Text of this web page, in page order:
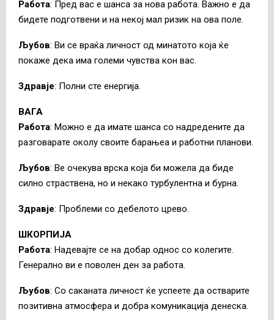
Работа: Пред вас е шанса за нова работа. Важно е да
бидете подготвени и на некој мал ризик на ова поле.
Љубов: Ви се враќа личност од минатото која ќе
покаже дека има големи чувства кон вас.
Здравје: Полни сте енергија.
ВАГА
Работа: Можно е да имате шанса со надредените да
разговарате околу своите барањеа и работни планови.
Љубов: Ве очекува врска која би можела да биде
силно страствена, но и некако турбулентна и бурна.
Здравје: Проблеми со дебелото црево.
ШКОРПИЈА
Работа: Надевајте се на добар однос со колегите.
Генерално ви е поволен ден за работа.
Љубов: Со саканата личност ќе успеете да остварите
позитивна атмосфера и добра комуникација денеска.